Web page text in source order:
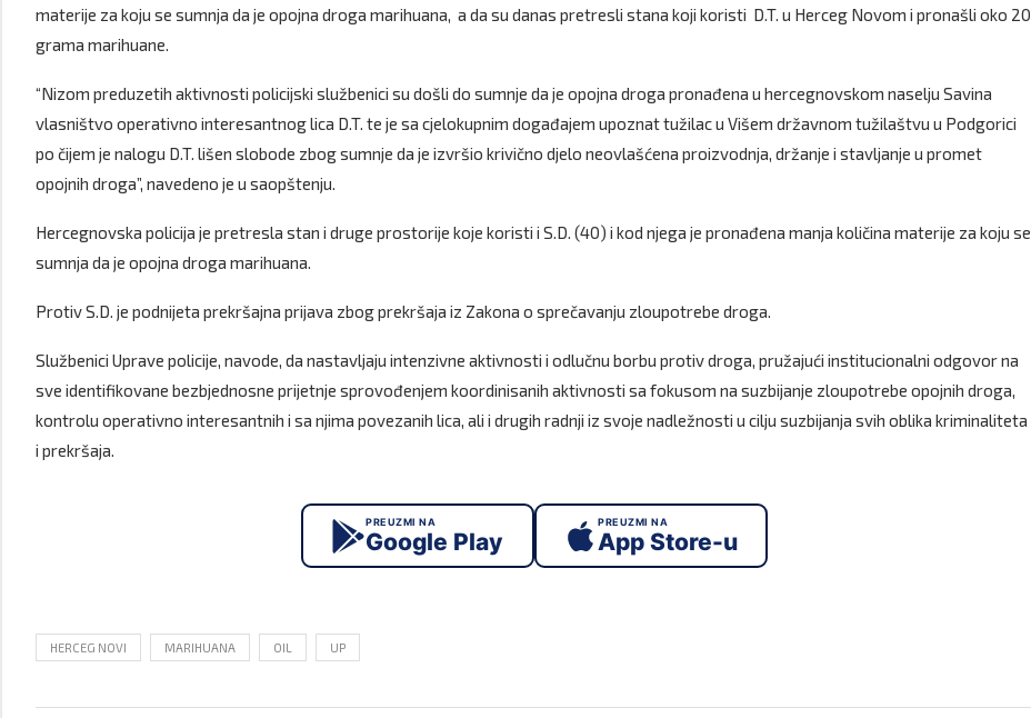
materije za koju se sumnja da je opojna droga marihuana, a da su danas pretresli stana koji koristi D.T. u Herceg Novom i pronašli oko 20
grama marihuane.
“Nizom preduzetih aktivnosti policijski službenici su došli do sumnje da je opojna droga pronađena u hercegnovskom naselju Savina
vlasništvo operativno interesantnog lica D.T. te je sa cjelokupnim događajem upoznat tužilac u Višem državnom tužilaštvu u Podgorici
po čijem je nalogu D.T. lišen slobode zbog sumnje da je izvršio krivično djelo neovlašćena proizvodnja, držanje i stavljanje u promet
opojnih droga”, navedeno je u saopštenju.
Hercegnovska policija je pretresla stan i druge prostorije koje koristi i S.D. (40) i kod njega je pronađena manja količina materije za koju se
sumnja da je opojna droga marihuana.
Protiv S.D. je podnijeta prekršajna prijava zbog prekršaja iz Zakona o sprečavanju zloupotrebe droga.
Službenici Uprave policije, navode, da nastavljaju intenzivne aktivnosti i odlučnu borbu protiv droga, pružajući institucionalni odgovor na
sve identifikovane bezbjednosne prijetnje sprovođenjem koordinisanih aktivnosti sa fokusom na suzbijanje zloupotrebe opojnih droga,
kontrolu operativno interesantnih i sa njima povezanih lica, ali i drugih radnji iz svoje nadležnosti u cilju suzbijanja svih oblika kriminaliteta
i prekršaja.
PREUZMI NA
Google Play
PREUZMI NA
App Store-u
HERCEG NOVI MARIHUANA OIL UP